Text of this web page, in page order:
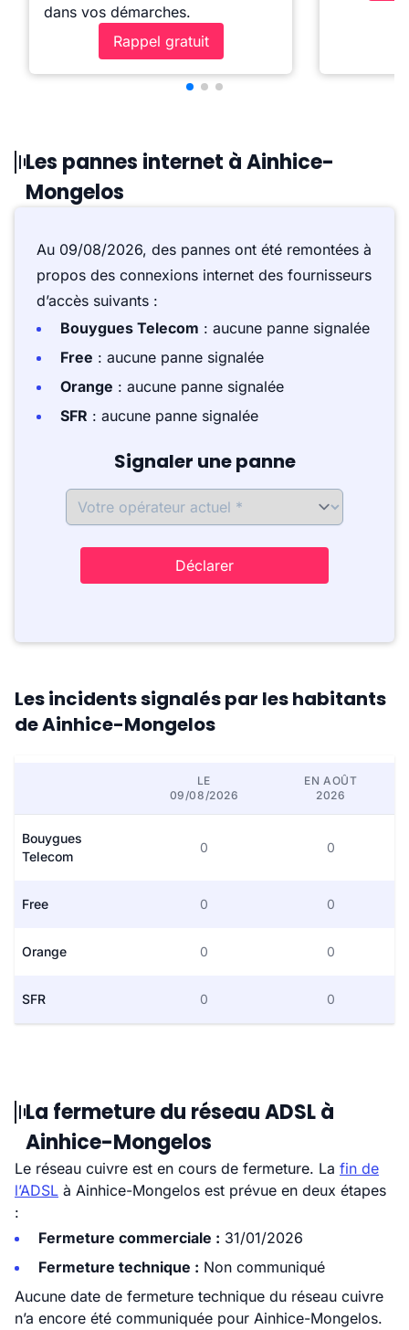
dans vos démarches.
Rappel gratuit
Les pannes internet à Ainhice-
Mongelos
Au 09/08/2026, des pannes ont été remontées à
propos des connexions internet des fournisseurs
d’accès suivants :
Bouygues Telecom : aucune panne signalée
Free : aucune panne signalée
Orange : aucune panne signalée
SFR : aucune panne signalée
Signaler une panne
Déclarer
Les incidents signalés par les habitants
de Ainhice-Mongelos
LE
09/08/2026
EN AOÛT
2026
Bouygues
Telecom
0 0
Free 0 0
Orange 0 0
SFR 0 0
La fermeture du réseau ADSL à
Ainhice-Mongelos
Le réseau cuivre est en cours de fermeture. La fin de
l’ADSL à Ainhice-Mongelos est prévue en deux étapes
:
Fermeture commerciale : 31/01/2026
Fermeture technique : Non communiqué
Aucune date de fermeture technique du réseau cuivre
n’a encore été communiquée pour Ainhice-Mongelos.